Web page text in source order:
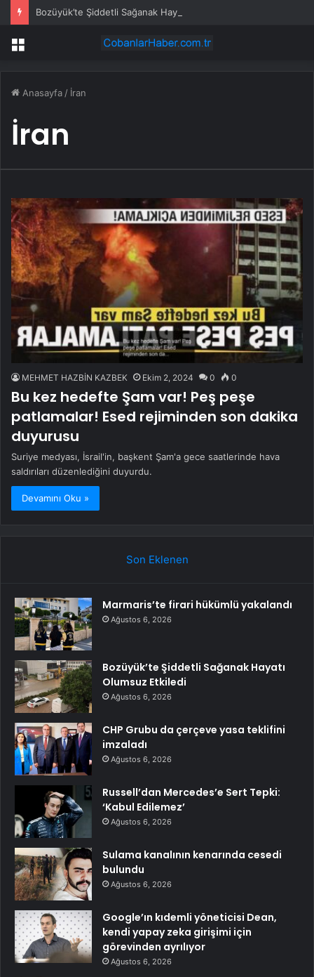
Bozüyük’te Şiddetli Sağanak Hayatı Olumsuz Etkiledi
Menü
Anasayfa / İran
İran
MEHMET HAZBİN KAZBEK Ekim 2, 2024 0 0
Bu kez hedefte Şam var! Peş peşe
patlamalar! Esed rejiminden son dakika
duyurusu
Suriye medyası, İsrail'in, başkent Şam'a gece saatlerinde hava
saldırıları düzenlediğini duyurdu.
Devamını Oku »
Son Eklenen
Marmaris’te firari hükümlü yakalandı
Ağustos 6, 2026
Bozüyük’te Şiddetli Sağanak Hayatı
Olumsuz Etkiledi
Ağustos 6, 2026
CHP Grubu da çerçeve yasa teklifini
imzaladı
Ağustos 6, 2026
Russell’dan Mercedes’e Sert Tepki:
‘Kabul Edilemez’
Ağustos 6, 2026
Sulama kanalının kenarında cesedi
bulundu
Ağustos 6, 2026
Google’ın kıdemli yöneticisi Dean,
kendi yapay zeka girişimi için
görevinden ayrılıyor
Ağustos 6, 2026